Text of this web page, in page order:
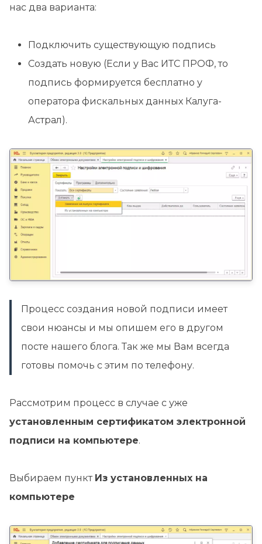
нас два варианта:
Подключить существующую подпись
Создать новую (Если у Вас ИТС ПРОФ, то
подпись формируется бесплатно у
оператора фискальных данных Калуга-
Астрал).
Процесс создания новой подписи имеет
свои нюансы и мы опишем его в другом
посте нашего блога. Так же мы Вам всегда
готовы помочь с этим по телефону.
Рассмотрим процесс в случае с уже
установленным сертификатом электронной
подписи на компьютере.
Выбираем пункт Из установленных на
компьютере